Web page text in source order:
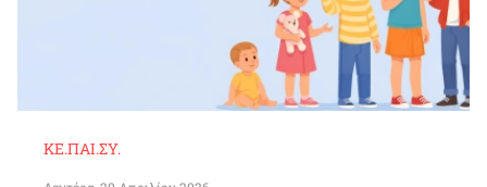
ΚΕ.ΠΑΙ.ΣΥ.